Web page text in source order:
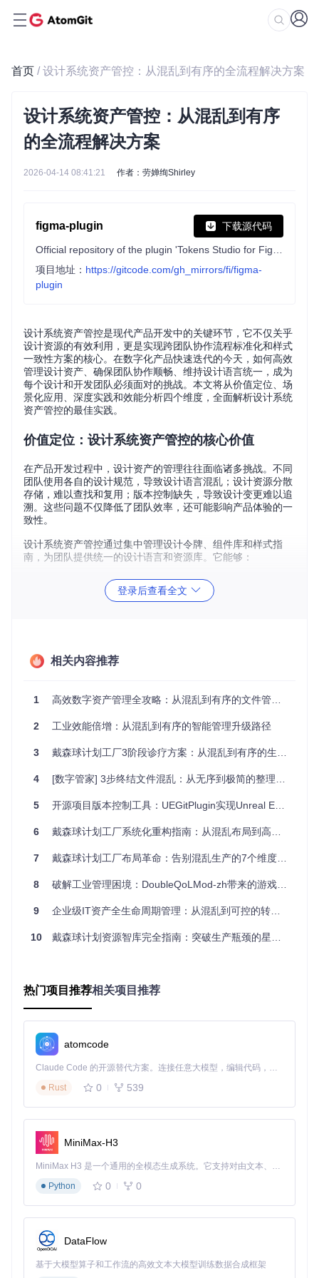
首页 / 设计系统资产管控：从混乱到有序的全流程解决方案
设计系统资产管控：从混乱到有序
的全流程解决方案
2026-04-14 08:41:21 作者：劳婵绚Shirley
figma-plugin 下载源代码
项目地址： https://gitcode.com/gh_mirrors/fi/figma-
plugin
设计系统资产管控是现代产品开发中的关键环节，它不仅关乎
设计资源的有效利用，更是实现跨团队协作流程标准化和样式
一致性方案的核心。在数字化产品快速迭代的今天，如何高效
管理设计资产、确保团队协作顺畅、维持设计语言统一，成为
每个设计和开发团队必须面对的挑战。本文将从价值定位、场
景化应用、深度实践和效能分析四个维度，全面解析设计系统
资产管控的最佳实践。
价值定位：设计系统资产管控的核心价值
在产品开发过程中，设计资产的管理往往面临诸多挑战。不同
团队使用各自的设计规范，导致设计语言混乱；设计资源分散
存储，难以查找和复用；版本控制缺失，导致设计变更难以追
溯。这些问题不仅降低了团队效率，还可能影响产品体验的一
致性。
设计系统资产管控通过集中管理设计令牌、组件库和样式指
南，为团队提供统一的设计语言和资源库。它能够：
提高设计资源的复用率，减少重复劳动
确保产品设计的一致性，提升用户体验
场景化应用：设计系统资产管控的实际应用场景
在大型团队中，不同项目组可能同时对设计资产进行修改，容
易导致样式冲突。通过分支隔离策略，可以为每个项目或功能
创建独立的设计资产分支，避免相互干扰。
资产分支，实现团队协作中的资产隔离
具体实施步骤：
从主分支创建功能分支，用于开发新的设计资产
完成后通过代码审查合并回主分支
如何实现多主题统一管理？——主题前缀策略
产品通常需要支持多种主题，如浅色模式和深色模式。通过主
主题的快速切换和管理。
题的设计资产添加统一前缀
实施要点：
为每个主题定义唯一的前缀，如"Light/"和"Dark/"
在设计资产命名中使用主题前缀，如"Light/fg/default"
通过配置文件定义主题与前缀的对应关系
深度实践：设计系统资产管控的技术实现
设计资产流转架构
前后端协同的资产流转架构图：
设计系统资产管控的后端流转架构，展示了控制器、异步消息
通道和存储之间的交互流程
设计系统资产管控的前端流转架构，展示了React应用与后端
服务的交互流程
登录后查看全文
相关内容推荐
1 高效数字资产管理全攻略：从混乱到有序的文件管理解决方案
2 工业效能倍增：从混乱到有序的智能管理升级路径
3 戴森球计划工厂3阶段诊疗方案：从混乱到有序的生产系统优化指南
4 [数字管家] 3步终结文件混乱：从无序到极简的整理指南
5 开源项目版本控制工具：UEGitPlugin实现Unreal Engine资产安全管理与多人协同开发
6 戴森球计划工厂系统化重构指南：从混乱布局到高效生产的7步效率倍增方案
7 戴森球计划工厂布局革命：告别混乱生产的7个维度升级
8 破解工业管理困境：DoubleQoLMod-zh带来的游戏体验革新
9 企业级IT资产全生命周期管理：从混乱到可控的转型实践
10 戴森球计划资源智库完全指南：突破生产瓶颈的星际工程师手册
热门项目推荐相关项目推荐
atomcode
Claude Code 的开源替代方案。连接任意大模型，编辑代码，运行命令，自动验证 — 全自动执行。用 Rust 构建，极致性能。 ｜ An open-source alternative to Claude Code. Connect any LLM, edit code, run commands, and verify changes — autonomously. Built in Rust for speed. Get Started
Rust
0 539
MiniMax-H3
MiniMax H3 是一个通用的全模态生成系统。它支持对由文本、图像、视频和音频组成的多模态上下文进行统一理解，并能生成分辨率高达 2K、时长可达 15 秒的带原生立体声音频的视频。得益于面向任务泛化的系统设计，H3 在预训练阶段就已具备广泛的多模态上下文理解与生成能力，能够出色地执行复杂的多模态指令。
Python
0 0
DataFlow
基于大模型算子和工作流的高效文本大模型训练数据合成框架